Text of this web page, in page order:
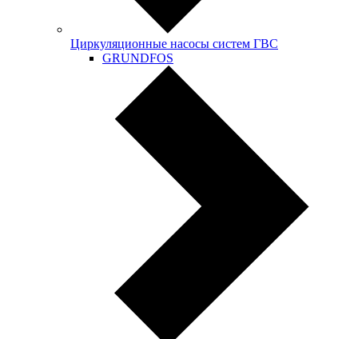
Циркуляционные насосы систем ГВС
GRUNDFOS